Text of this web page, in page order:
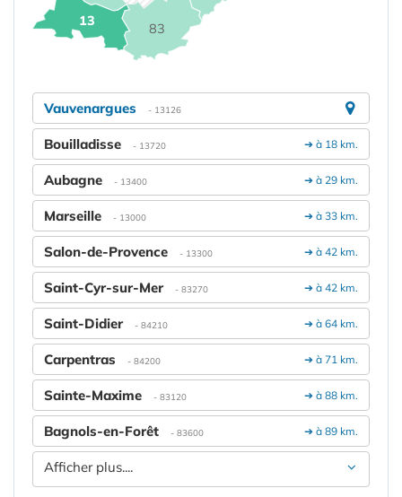
13 83
Vauvenargues - 13126
➔ à 18 km.
Bouilladisse - 13720
➔ à 29 km.
Aubagne - 13400
➔ à 33 km.
Marseille - 13000
➔ à 42 km.
Salon-de-Provence - 13300
➔ à 42 km.
Saint-Cyr-sur-Mer - 83270
➔ à 64 km.
Saint-Didier - 84210
➔ à 71 km.
Carpentras - 84200
➔ à 88 km.
Sainte-Maxime - 83120
➔ à 89 km.
Bagnols-en-Forêt - 83600
Afficher plus....